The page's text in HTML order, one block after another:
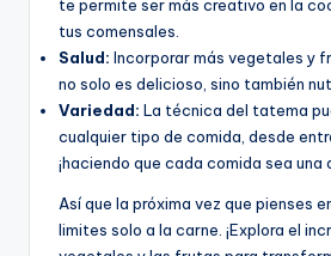
te permite ser más creativo en la
tus comensales.
Salud: Incorporar más vegetales y
no solo es delicioso, sino también
Variedad: La técnica del tatema
cualquier tipo de comida, desde
¡haciendo que cada comida sea una
Así que la próxima vez que pienses
limites solo a la carne. ¡Explora el